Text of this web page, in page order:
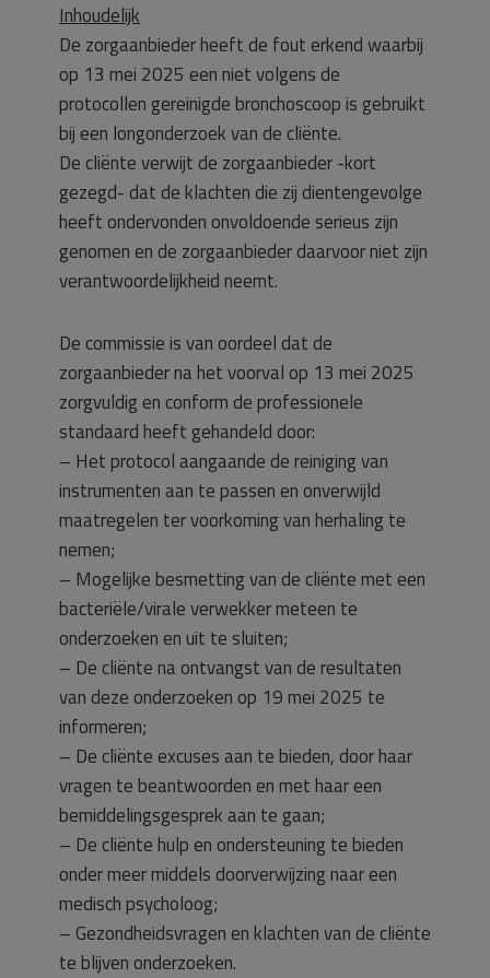
Inhoudelijk
De zorgaanbieder heeft de fout erkend waarbij
op 13 mei 2025 een niet volgens de
protocollen gereinigde bronchoscoop is gebruikt
bij een longonderzoek van de cliënte.
De cliënte verwijt de zorgaanbieder -kort
gezegd- dat de klachten die zij dientengevolge
heeft ondervonden onvoldoende serieus zijn
genomen en de zorgaanbieder daarvoor niet zijn
verantwoordelijkheid neemt.
De commissie is van oordeel dat de
zorgaanbieder na het voorval op 13 mei 2025
zorgvuldig en conform de professionele
standaard heeft gehandeld door:
– Het protocol aangaande de reiniging van
instrumenten aan te passen en onverwijld
maatregelen ter voorkoming van herhaling te
nemen;
– Mogelijke besmetting van de cliënte met een
bacteriële/virale verwekker meteen te
onderzoeken en uit te sluiten;
– De cliënte na ontvangst van de resultaten
van deze onderzoeken op 19 mei 2025 te
informeren;
– De cliënte excuses aan te bieden, door haar
vragen te beantwoorden en met haar een
bemiddelingsgesprek aan te gaan;
– De cliënte hulp en ondersteuning te bieden
onder meer middels doorverwijzing naar een
medisch psycholoog;
– Gezondheidsvragen en klachten van de cliënte
te blijven onderzoeken.